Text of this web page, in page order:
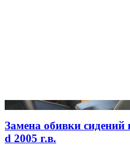
Замена обивки
d 2005 г.в.